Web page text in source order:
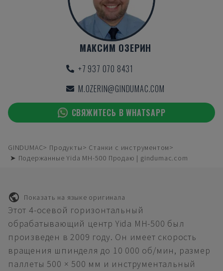
МАКСИМ ОЗЕРИН
+7 937 070 8431
M.OZERIN@GINDUMAC.COM
СВЯЖИТЕСЬ В WHATSAPP
GINDUMAC Продукты
Станки с инструментом
➤ Подержанные Yida MH-500 Продаю | gindumac.com
Показать на языке оригинала
Этот 4-осевой горизонтальный
обрабатывающий центр Yida MH-500 был
произведен в 2009 году. Он имеет скорость
вращения шпинделя до 10 000 об/мин, размер
паллеты 500 × 500 мм и инструментальный